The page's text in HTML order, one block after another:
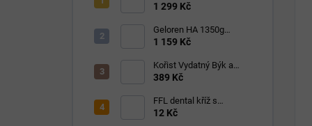
pomeranč 400g (3x90
1 299 Kč
Geloren HA 1350g
(180ks) višňový
1 159 Kč
Kořist Vydatný Býk a
Krocan pro aktivní psy
389 Kč
FFL dental kříž s
eukalyptem 1 ks
12 Kč